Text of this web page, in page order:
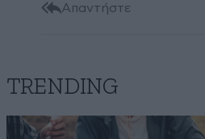
Απαντήστε
TRENDING